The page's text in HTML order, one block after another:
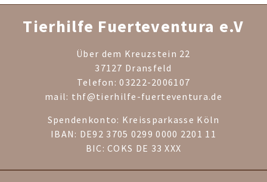
Tierhilfe Fuerteventura e.V
Über dem Kreuzstein 22
37127 Dransfeld
Telefon: 03222-2006107
mail: thf@tierhilfe-fuerteventura.de
Spendenkonto: Kreissparkasse Köln
IBAN: DE92 3705 0299 0000 2201 11
BIC: COKS DE 33 XXX